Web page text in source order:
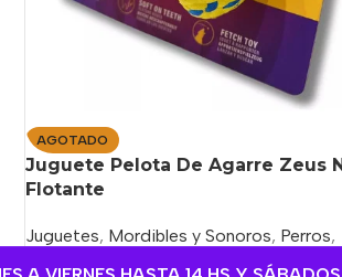
AGOTADO
Juguete Pelota De Agarre Zeus
Flotante
Juguetes, Mordibles y Sonoros, Perros,